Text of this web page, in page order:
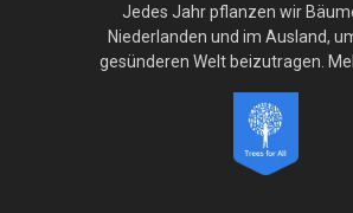
Jedes Jahr pflanzen wir
Niederlanden und im Ausland,
gesünderen Welt beizutragen.